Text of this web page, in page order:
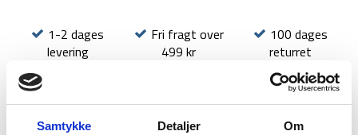
Samtykke Detaljer Om
1-2 dages
levering
Fri fragt over
499 kr
100 dages
returret